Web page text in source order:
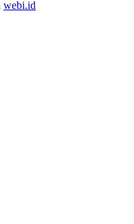
webi.id